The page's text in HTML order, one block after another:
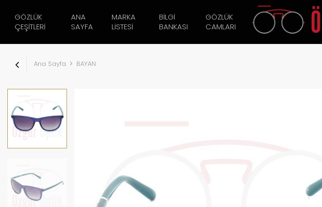
GÖZLÜK
ÇEŞITLERI
ANA
SAYFA
MARKA
LISTESI
BILGI
BANKASI
GÖZLÜK
CAMLARI
Ana Sayfa BAYAN